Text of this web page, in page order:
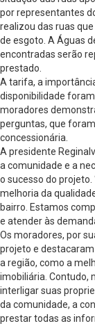
por representantes
realizou das ruas
de esgoto. A Águas
encontradas serão
prestado.
A tarifa, a
disponibilidade
moradores
perguntas, que
concessionária.
A presidente
a comunidade e a
o sucesso do
melhoria da
bairro. Estamos
e atender às
Os moradores, por
projeto e
a região, como a
imobiliária. Contudo,
interligar suas
da comunidade, a
prestar todas as